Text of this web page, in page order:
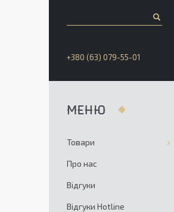
+380 (63) 079-55-01
Товари
Про нас
Відгуки
Відгуки Hotline